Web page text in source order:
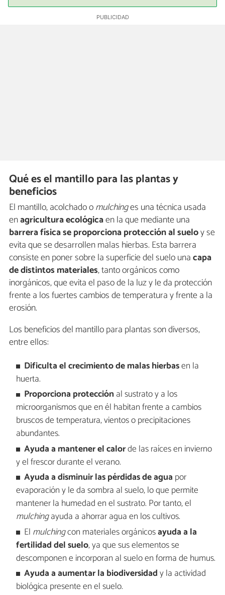
Qué es el mantillo para las plantas y
beneficios
El mantillo, acolchado omulchinges una técnica usada
enagricultura ecológicaen la que mediante una
barrera física se proporciona protección al sueloy se
evita que se desarrollen malas hierbas. Esta barrera
consiste en poner sobre la superficie del suelo unacapa
de distintos materiales, tanto orgánicos como
inorgánicos, que evita el paso de la luz y le da protección
frente a los fuertes cambios de temperatura y frente a la
erosión.
Los beneficios del mantillo para plantas son diversos,
entre ellos:
Dificulta el crecimiento de malas hierbasen la
huerta.
Proporciona protección al sustrato y a los
microorganismos que en él habitan frente a cambios
bruscos de temperatura, vientos o precipitaciones
abundantes.
Ayuda a mantener el calorde las raíces en invierno
y el frescor durante el verano.
Ayuda a disminuir las pérdidas de agua por
evaporación y le da sombra al suelo, lo que permite
mantener la humedad en el sustrato. Por tanto, el
mulchingayuda a ahorrar agua en los cultivos.
El mulchingcon materiales orgánicosayuda a la
fertilidad del suelo, ya que sus elementos se
descomponen e incorporan al suelo en forma de humus.
Ayuda a aumentar la biodiversidady la actividad
biológica presente en el suelo.